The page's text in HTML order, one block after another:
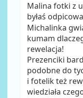
Malina fotki z
byłaś
Michalinka
kumam
rewelacja!
Prezenciki
podobne do
i fotelik też
wiedziała